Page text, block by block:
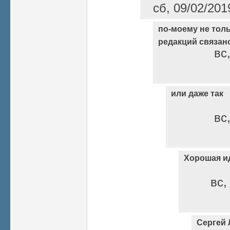
сб, 09/02/
по-моему не
редакций
или даже так
Хорошая
Сергей